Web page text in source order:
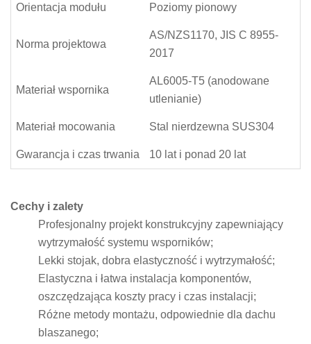
Orientacja modułu Poziomy pionowy
Norma projektowa
AS/NZS1170, JIS C 8955-
2017
Materiał wspornika
AL6005-T5 (anodowane
utlenianie)
Materiał mocowania Stal nierdzewna SUS304
Gwarancja i czas trwania 10 lat i ponad 20 lat
Cechy i zalety
Profesjonalny projekt konstrukcyjny zapewniający
wytrzymałość systemu wsporników;
Lekki stojak, dobra elastyczność i wytrzymałość;
Elastyczna i łatwa instalacja komponentów,
oszczędzająca koszty pracy i czas instalacji;
Różne metody montażu, odpowiednie dla dachu
blaszanego;